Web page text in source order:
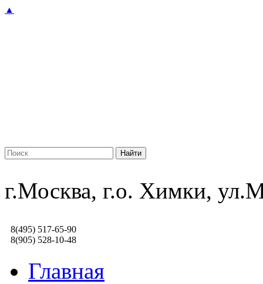
▲
г.Москва, г.о. Химки,
8(495) 517-65-90
8(905) 528-10-48
Главная